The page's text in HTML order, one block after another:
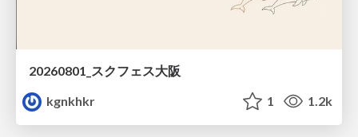
20260801_スクフェス大阪
kgnkhkr
1 1.2k